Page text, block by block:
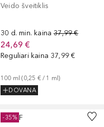
Veido šveitiklis
30 d. min. kaina 37,99 €
24,69 €
Reguliari kaina 37,99 €
100 ml (0,25 € / 1 ml)
DOVANA
KORFF
-35%